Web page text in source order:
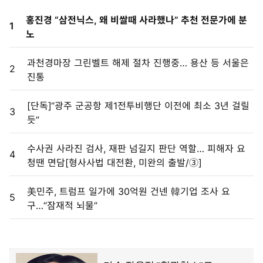
1
홍진경 “삼전닉스, 왜 비쌀때 사라했나” 추천 전문가에 분
노
2
과천경마장 그린벨트 해제 절차 진행중… 용산 등 서울은
진통
3
[단독]“광주 군공항 제1전투비행단 이전에 최소 3년 걸릴
듯”
4
수사권 사라진 검사, 재판 넘길지 판단 역할… 피해자 요
청땐 면담[형사사법 대전환, 미완의 출발/③]
5
美민주, 트럼프 일가에 30억원 건넨 韓기업 조사 요
구…“잠재적 뇌물”